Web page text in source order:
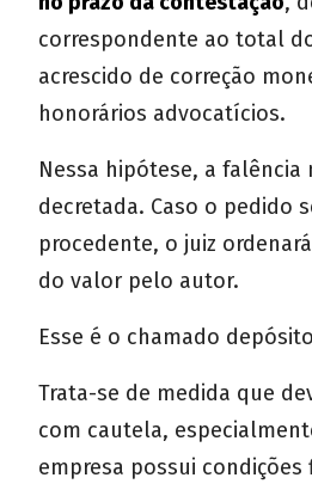
correspondente ao total
acrescido de correção
honorários advocatícios.
Nessa hipótese, a falência
decretada. Caso o pedido
procedente, o juiz
do valor pelo autor.
Esse é o chamado
Trata-se de medida que
com cautela,
empresa possui condições